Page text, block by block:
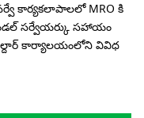
కార్యకలాపాలలో MRO కి
సర్వేయర్కు సహాయం
కార్యాలయంలోని వివిధ